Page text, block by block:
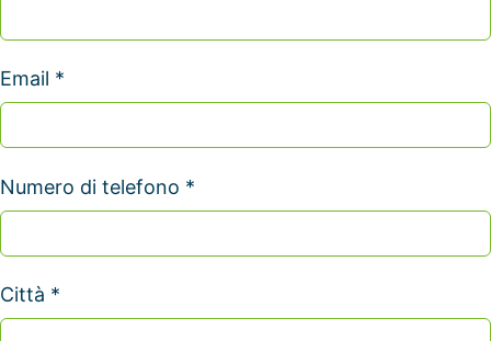
Email *
Numero di telefono *
Città *